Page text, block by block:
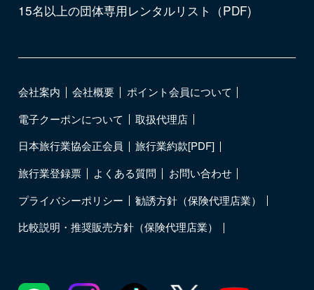
15名以上の団体専用レンタルリスト（PDF)
会社案内 会社概要
ポイント会員について
電子クーポンについて
取扱代理店
日本旅行業協会正会員
旅行業約款[PDF]
旅行業登録票
よくある質問
お問い合わせ
プライバシーポリシー
勧誘方針（保険代理店業）
比較説明・推奨販売方針（保険代理店業）